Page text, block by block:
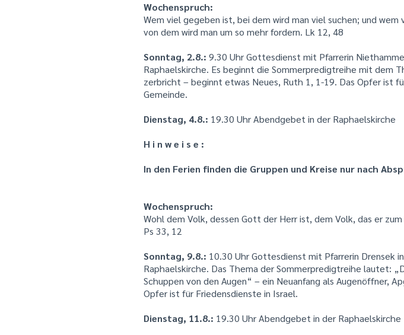
Wochenspruch:
Wem viel gegeben ist, bei dem wird man viel suchen; und
von dem wird man um so mehr fordern. Lk 12, 48
Sonntag, 2.8.: 9.30 Uhr Gottesdienst mit Pfarrerin
Raphaelskirche. Es beginnt die Sommerpredigtreihe mit dem
zerbricht – beginnt etwas Neues, Ruth 1, 1-19. Das Opfer ist
Gemeinde.
Dienstag, 4.8.: 19.30 Uhr Abendgebet in der Raphaelskirche
H i n w e i s e :
In den Ferien finden die Gruppen und Kreise nur nach
Wochenspruch:
Wohl dem Volk, dessen Gott der Herr ist, dem Volk, das er
Ps 33, 12
Sonntag, 9.8.: 10.30 Uhr Gottesdienst mit Pfarrerin Drensek
Raphaelskirche. Das Thema der Sommerpredigtreihe lautet:
Schuppen von den Augen“ – ein Neuanfang als Augenöffner,
Opfer ist für Friedensdienste in Israel.
Dienstag, 11.8.: 19.30 Uhr Abendgebet in der Raphaelskirche